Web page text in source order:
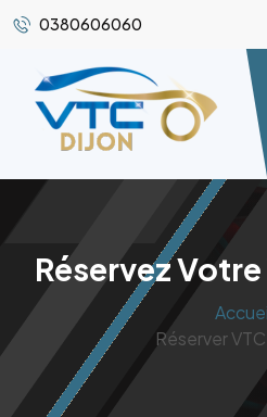
0380606060
Réservez
Réserver